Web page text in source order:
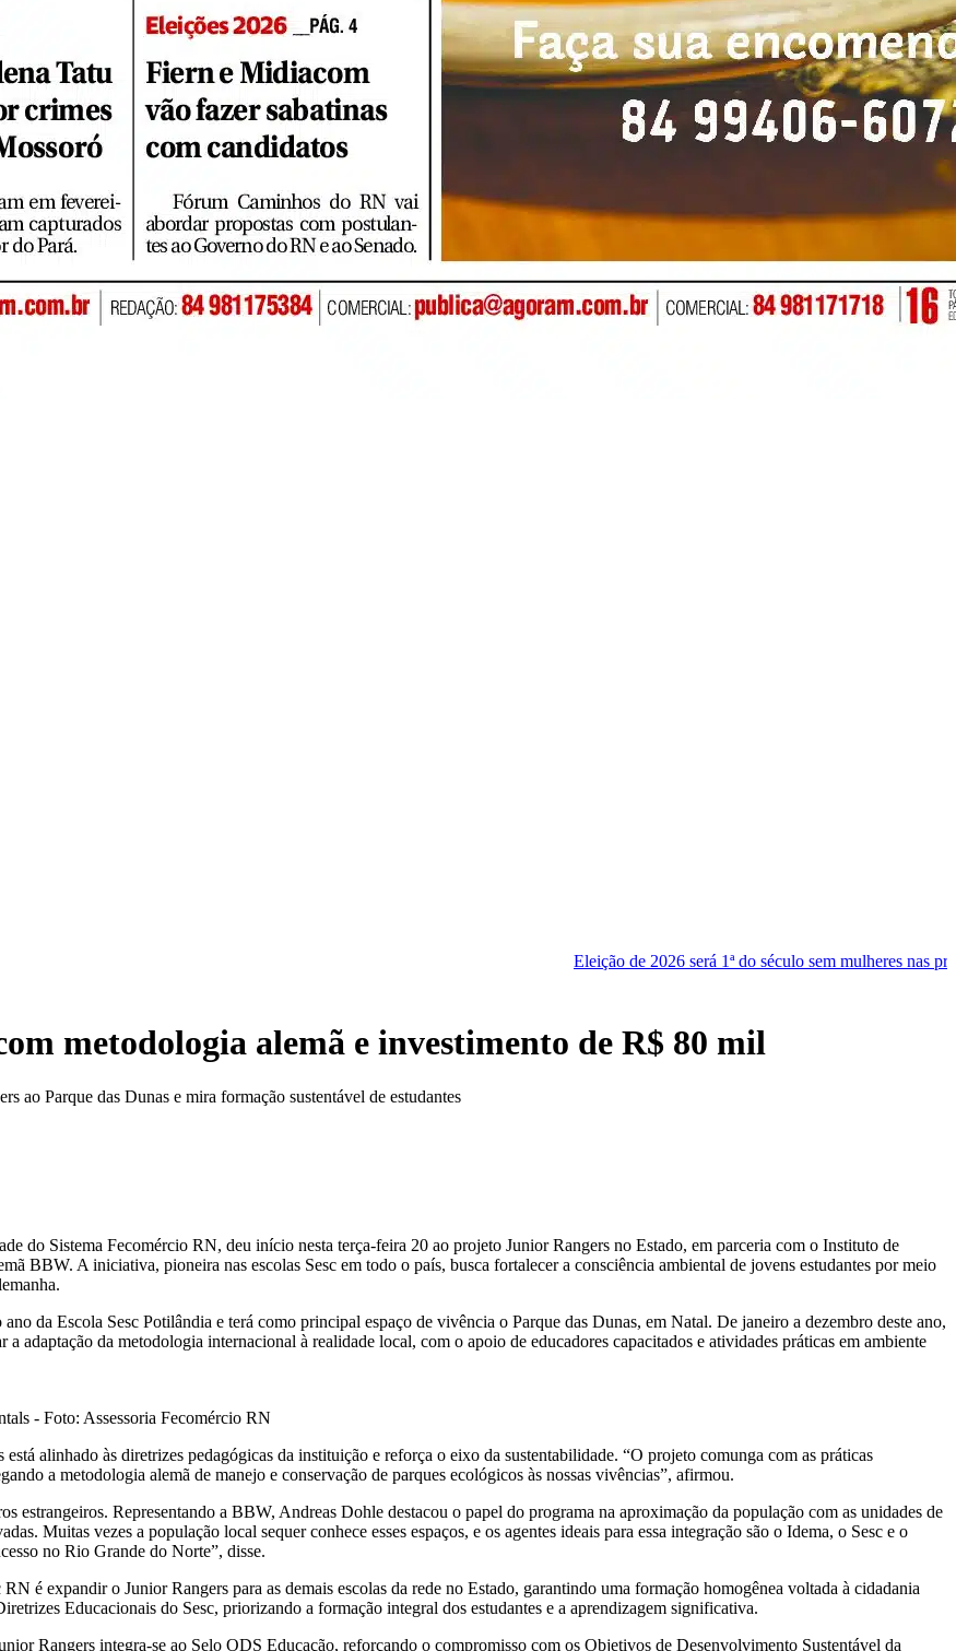
Eleição de 2026 será 1ª do século sem mulheres nas principais chapas
metodologia alemã e investimento de R$ 80 mil
ao Parque das Dunas e mira formação sustentável de estudantes
do Sistema Fecomércio RN, deu início nesta terça-feira 20 ao projeto Junior Rangers no Estado, em parceria com o Instituto de
BBW. A iniciativa, pioneira nas escolas Sesc em todo o país, busca fortalecer a consciência ambiental de jovens estudantes por meio
da Escola Sesc Potilândia e terá como principal espaço de vivência o Parque das Dunas, em Natal. De janeiro a dezembro deste ano,
adaptação da metodologia internacional à realidade local, com o apoio de educadores capacitados e atividades práticas em ambiente
- Foto: Assessoria Fecomércio RN
alinhado às diretrizes pedagógicas da instituição e reforça o eixo da sustentabilidade. “O projeto comunga com as práticas
a metodologia alemã de manejo e conservação de parques ecológicos às nossas vivências”, afirmou.
estrangeiros. Representando a BBW, Andreas Dohle destacou o papel do programa na aproximação da população com as unidades de
Muitas vezes a população local sequer conhece esses espaços, e os agentes ideais para essa integração são o Idema, o Sesc e o
no Rio Grande do Norte”, disse.
é expandir o Junior Rangers para as demais escolas da rede no Estado, garantindo uma formação homogênea voltada à cidadania
Educacionais do Sesc, priorizando a formação integral dos estudantes e a aprendizagem significativa.
Rangers integra-se ao Selo ODS Educação, reforçando o compromisso com os Objetivos de Desenvolvimento Sustentável da